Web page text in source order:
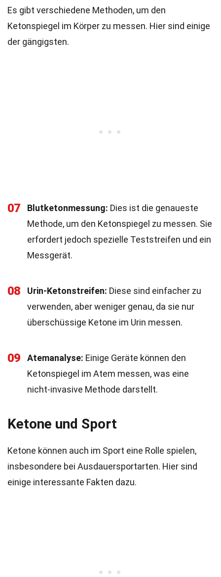
Es gibt verschiedene Methoden, um den
Ketonspiegel im Körper zu messen. Hier sind einige
der gängigsten.
07 Blutketonmessung: Dies ist die genaueste
Methode, um den Ketonspiegel zu messen. Sie
erfordert jedoch spezielle Teststreifen und ein
Messgerät.
08 Urin-Ketonstreifen: Diese sind einfacher zu
verwenden, aber weniger genau, da sie nur
überschüssige Ketone im Urin messen.
09 Atemanalyse: Einige Geräte können den
Ketonspiegel im Atem messen, was eine
nicht-invasive Methode darstellt.
Ketone und Sport
Ketone können auch im Sport eine Rolle spielen,
insbesondere bei Ausdauersportarten. Hier sind
einige interessante Fakten dazu.